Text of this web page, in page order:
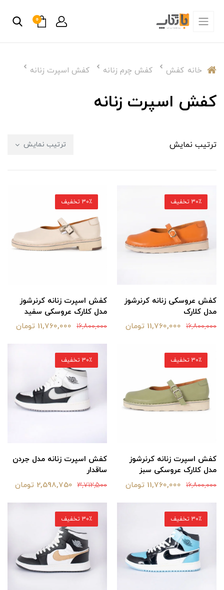
0
خانه کفش کفش چرم زنانه کفش اسپرت زنانه
کفش اسپرت زنانه
ترتیب نمایش ترتیب نمایش
کفش عروسکی زنانه کرنرشوز
مدل کلارک
16,800,000 11,760,000 تومان
30٪ تخفیف
کفش اسپرت زنانه کرنرشوز
مدل کلارک عروسکی سفید
16,800,000 11,760,000 تومان
30٪ تخفیف
کفش اسپرت زنانه کرنرشوز
مدل کلارک عروسکی سبز
16,800,000 11,760,000 تومان
30٪ تخفیف
کفش اسپرت زنانه مدل جردن
ساقدار
3,712,500 2,598,750 تومان
30٪ تخفیف
30٪ تخفیف 30٪ تخفیف